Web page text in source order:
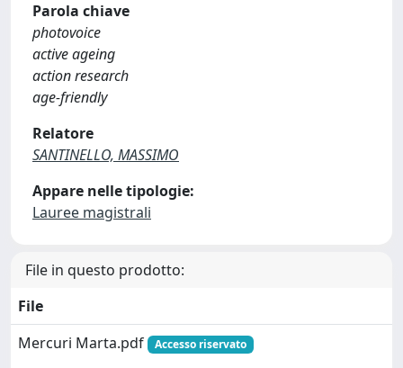
Parola chiave
photovoice
active ageing
action research
age-friendly
Relatore
SANTINELLO, MASSIMO
Appare nelle tipologie:
Lauree magistrali
File in questo prodotto:
File
Mercuri Marta.pdf
Accesso riservato